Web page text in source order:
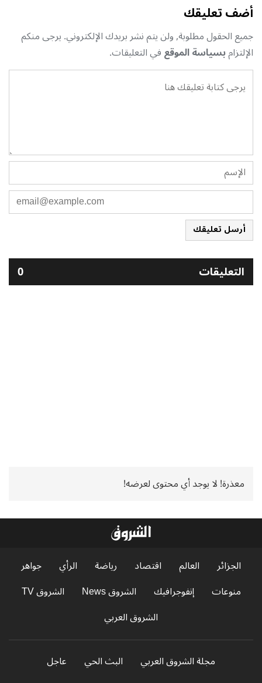
أضف تعليقك
جميع الحقول مطلوبة, ولن يتم نشر بريدك الإلكتروني. يرجى منكم
الإلتزامبسياسة الموقعفي التعليقات.
أرسل تعليقك
التعليقات 0
معذرة! لا يوجد أي محتوى لعرضه!
الجزائر العالم اقتصاد رياضة الرأي
جواهر
منوعات
إنفوجرافيك الشروق News
الشروق TV
الشروق العربي
مجلة الشروق العربي البث الحي
عاجل